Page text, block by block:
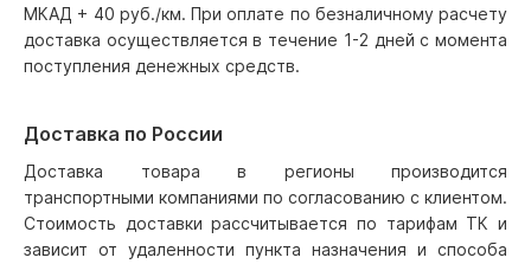
МКАД + 40 руб./км. При оплате по безналичному расчету
доставка осуществляется в течение 1-2 дней с момента
поступления денежных средств.
Доставка по России
Доставка товара в регионы производится
транспортными компаниями по согласованию с клиентом.
Стоимость доставки рассчитывается по тарифам ТК и
зависит от удаленности пункта назначения и способа